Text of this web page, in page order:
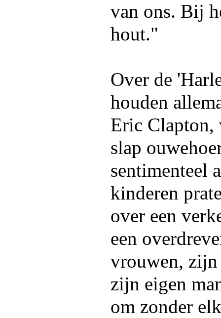
van ons. Bij
hout."
Over de
houden
Eric Clapton,
slap
sentimenteel
kinderen
over een
een
vrouwen,
zijn eigen
om zonder